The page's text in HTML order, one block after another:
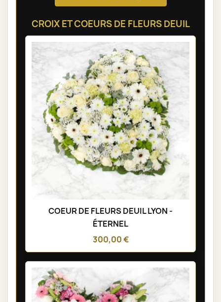
CROIX ET COEURS DE FLEURS DEUIL
COEUR DE FLEURS DEUIL LYON -
ÉTERNEL
300,00 €